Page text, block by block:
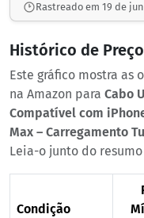
Rastreado em 19 de
Histórico de
Este gráfico mostra as
na Amazon para Cabo
Compatível com iPhone
Max – Carregamento
Leia-o junto do
Condição